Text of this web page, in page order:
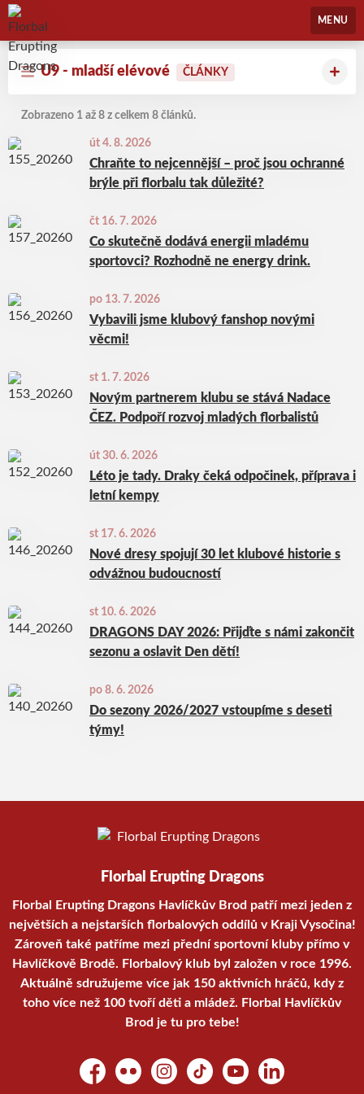
Florbal Erupting Dragons
MENU
U9 - mladší elévové ČLÁNKY
Zobrazeno 1 až 8 z celkem 8 článků.
út 4. 8. 2026
Chraňte to nejcennější – proč jsou ochranné
brýle při florbalu tak důležité?
čt 16. 7. 2026
Co skutečně dodává energii mladému
sportovci? Rozhodně ne energy drink.
po 13. 7. 2026
Vybavili jsme klubový fanshop novými
věcmi!
st 1. 7. 2026
Novým partnerem klubu se stává Nadace
ČEZ. Podpoří rozvoj mladých florbalistů
út 30. 6. 2026
Léto je tady. Draky čeká odpočinek, příprava i
letní kempy
st 17. 6. 2026
Nové dresy spojují 30 let klubové historie s
odvážnou budoucností
st 10. 6. 2026
DRAGONS DAY 2026: Přijďte s námi zakončit
sezonu a oslavit Den dětí!
po 8. 6. 2026
Do sezony 2026/2027 vstoupíme s deseti
týmy!
Florbal Erupting Dragons
Florbal Erupting Dragons Havlíčkův Brod patří mezi jeden z
největších a nejstarších florbalových oddílů v Kraji Vysočina!
Zároveň také patříme mezi přední sportovní kluby přímo v
Havlíčkově Brodě. Florbalový klub byl založen v roce 1996.
Aktuálně sdružujeme více jak 150 aktivních hráčů, kdy z
toho více než 100 tvoří děti a mládež. Florbal Havlíčkův
Brod je tu pro tebe!
FacebookFlickr Instagram
TikTok YouTubeLinkedIn